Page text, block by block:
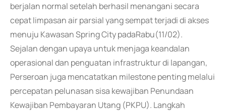
berjalan normal setelah berhasil menangani secara
cepat limpasan air parsial yang sempat terjadi di akses
menuju Kawasan Spring City padaRabu(11/02).
Sejalan dengan upaya untuk menjaga keandalan
operasional dan penguatan infrastruktur di lapangan,
Perseroan juga mencatatkan milestone penting melalui
percepatan pelunasan sisa kewajiban Penundaan
Kewajiban Pembayaran Utang (PKPU). Langkah